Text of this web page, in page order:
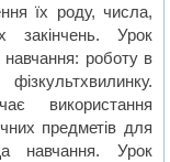
їх роду, числа,
закінчень. Урок
навчання: роботу в
використання
предметів для
навчання. Урок